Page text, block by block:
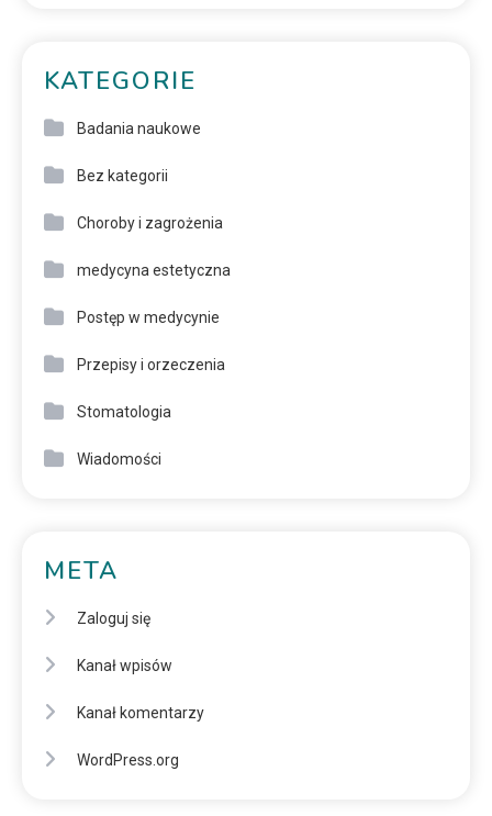
KATEGORIE
Badania naukowe
Bez kategorii
Choroby i zagrożenia
medycyna estetyczna
Postęp w medycynie
Przepisy i orzeczenia
Stomatologia
Wiadomości
META
Zaloguj się
Kanał wpisów
Kanał komentarzy
WordPress.org